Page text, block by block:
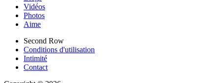
Vidéos
Photos
Aime
Second Row
Conditions d'utilisation
Intimité
Contact